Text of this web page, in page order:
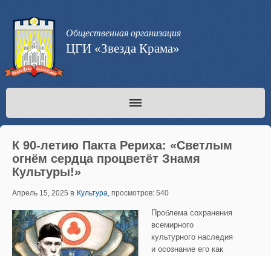
Общественная организация
ЦГИ «Звезда Крама»
К 90-летию Пакта Рериха: «Светлым
огнём сердца процветёт Знамя
Культуры!»
Апрель 15, 2025 в Культура, просмотров: 540
Проблема сохранения
всемирного
культурного наследия
и осознание его как